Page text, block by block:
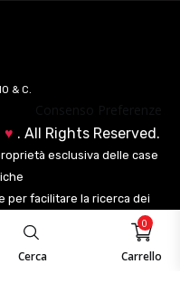
Cerca Carrello
0
& C.
♥ . All Rights Reserved.
esclusiva delle case
per facilitare la ricerca dei